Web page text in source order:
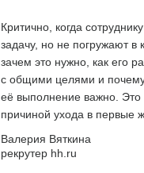
Критично, когда
задачу, но не погружают в
зачем это нужно, как его
с общими целями и
её выполнение важно. Это
причиной ухода в первые
Валерия Вяткина
рекрутер hh.ru